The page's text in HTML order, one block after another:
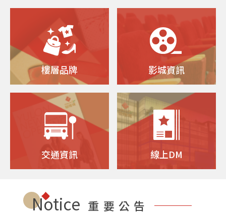
樓層品牌 影城資訊
交通資訊 線上DM
Notice 重要公告